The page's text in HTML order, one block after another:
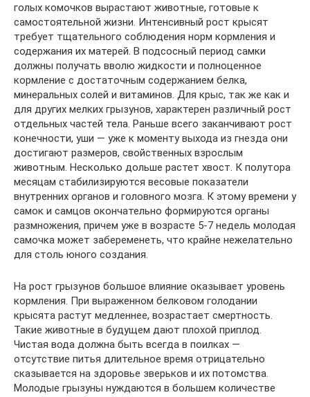
голых комочков вырастают животные, готовые к
самостоятельной жизни. Интенсивный рост крысят
требует тщательного соблюдения норм кормления и
содержания их матерей. В подсосный период самки
должны получать вволю жидкости и полноценное
кормление с достаточным содержанием белка,
минеральных солей и витаминов. Для крыс, так же как и
для других мелких грызунов, характерен различный рост
отдельных частей тела. Раньше всего заканчивают рост
конечности, уши — уже к моменту выхода из гнезда они
достигают размеров, свойственных взрослым
животным. Несколько дольше растет хвост. К полутора
месяцам стабилизируются весовые показатели
внутренних органов и головного мозга. К этому времени у
самок и самцов окончательно формируются органы
размножения, причем уже в возрасте 5-7 недель молодая
самочка может забеременеть, что крайне нежелательно
для столь юного создания.
На рост грызунов большое влияние оказывает уровень
кормления. При выраженном белковом голодании
крысята растут медленнее, возрастает смертность.
Такие животные в будущем дают плохой приплод.
Чистая вода должна быть всегда в поилках —
отсутствие питья длительное время отрицательно
сказывается на здоровье зверьков и их потомства.
Молодые грызуны нуждаются в большем количестве